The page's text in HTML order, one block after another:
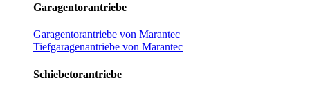
Garagentorantriebe
Garagentorantriebe von Marantec
Tiefgaragenantriebe von Marantec
Schiebetorantriebe